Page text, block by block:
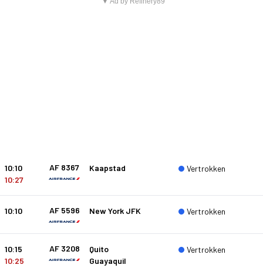
10:10
10:27
AF 8367 Kaapstad Vertrokken
10:10 AF 5596 New York JFK Vertrokken
10:15
10:25
AF 3208
Quito
Guayaquil
Vertrokken